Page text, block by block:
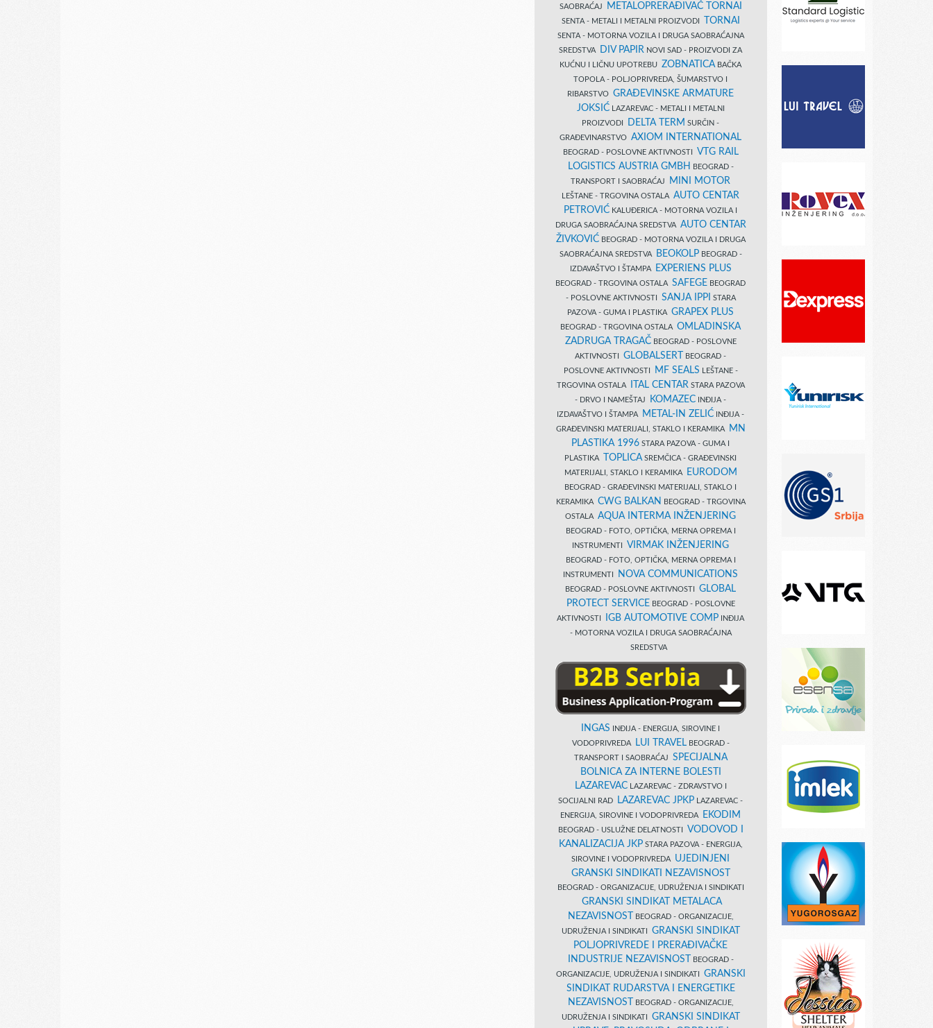
SAOBRAĆAJ
METALOPRERAĐIVAČ TORNAI
SENTA - METALI I METALNI PROIZVODI TORNAI
SENTA - MOTORNA VOZILA I DRUGA SAOBRAĆAJNA
SREDSTVA
DIV PAPIR NOVI SAD - PROIZVODI ZA
KUĆNU I LIČNU UPOTREBU ZOBNATICA BAČKA
TOPOLA - POLJOPRIVREDA, ŠUMARSTVO I
RIBARSTVO GRAĐEVINSKE ARMATURE
JOKSIĆLAZAREVAC - METALI I METALNI
PROIZVODI
DELTA TERM SURČIN -
GRAĐEVINARSTVO AXIOM INTERNATIONAL
BEOGRAD - POSLOVNE AKTIVNOSTI VTG RAIL
LOGISTICS AUSTRIA GMBH
BEOGRAD -
TRANSPORT I SAOBRAĆAJ
MINI MOTOR
LEŠTANE - TRGOVINA OSTALA AUTO CENTAR
PETROVIĆ KALUĐERICA - MOTORNA VOZILA I
DRUGA SAOBRAĆAJNA SREDSTVA AUTO CENTAR
ŽIVKOVIĆBEOGRAD - MOTORNA VOZILA I DRUGA
SAOBRAĆAJNA SREDSTVA
BEOKOLPBEOGRAD -
IZDAVAŠTVO I ŠTAMPA
EXPERIENS PLUS
BEOGRAD - TRGOVINA OSTALA SAFEGE BEOGRAD
- POSLOVNE AKTIVNOSTI SANJA IPPI
STARA
PAZOVA - GUMA I PLASTIKA GRAPEX PLUS
BEOGRAD - TRGOVINA OSTALA OMLADINSKA
ZADRUGA TRAGAČBEOGRAD - POSLOVNE
AKTIVNOSTI GLOBALSERT
BEOGRAD -
POSLOVNE AKTIVNOSTI
MF SEALS LEŠTANE -
TRGOVINA OSTALA
ITAL CENTAR STARA PAZOVA
- DRVO I NAMEŠTAJ
KOMAZEC INĐIJA -
IZDAVAŠTVO I ŠTAMPA
METAL-IN ZELIĆ INĐIJA -
GRAĐEVINSKI MATERIJALI, STAKLO I KERAMIKA
MN
PLASTIKA 1996 STARA PAZOVA - GUMA I
PLASTIKA
TOPLICA SREMČICA - GRAĐEVINSKI
MATERIJALI, STAKLO I KERAMIKA
EURODOM
BEOGRAD - GRAĐEVINSKI MATERIJALI, STAKLO I
KERAMIKA CWG BALKAN
BEOGRAD - TRGOVINA
OSTALA AQUA INTERMA INŽENJERING
BEOGRAD - FOTO, OPTIČKA, MERNA OPREMA I
INSTRUMENTI VIRMAK INŽENJERING
BEOGRAD - FOTO, OPTIČKA, MERNA OPREMA I
INSTRUMENTI
NOVA COMMUNICATIONS
BEOGRAD - POSLOVNE AKTIVNOSTI GLOBAL
PROTECT SERVICE BEOGRAD - POSLOVNE
AKTIVNOSTI
IGB AUTOMOTIVE COMP INĐIJA
- MOTORNA VOZILA I DRUGA SAOBRAĆAJNA
SREDSTVA
INGAS INĐIJA - ENERGIJA, SIROVINE I
VODOPRIVREDA
LUI TRAVELBEOGRAD -
TRANSPORT I SAOBRAĆAJ SPECIJALNA
BOLNICA ZA INTERNE BOLESTI
LAZAREVACLAZAREVAC - ZDRAVSTVO I
SOCIJALNI RAD
LAZAREVAC JPKP LAZAREVAC -
ENERGIJA, SIROVINE I VODOPRIVREDA
EKODIM
BEOGRAD - USLUŽNE DELATNOSTI VODOVOD I
KANALIZACIJA JKPSTARA PAZOVA - ENERGIJA,
SIROVINE I VODOPRIVREDA UJEDINJENI
GRANSKI SINDIKATI NEZAVISNOST
BEOGRAD - ORGANIZACIJE, UDRUŽENJA I SINDIKATI
GRANSKI SINDIKAT METALACA
NEZAVISNOST
BEOGRAD - ORGANIZACIJE,
UDRUŽENJA I SINDIKATI GRANSKI SINDIKAT
POLJOPRIVREDE I PRERAĐIVAČKE
INDUSTRIJE NEZAVISNOST
BEOGRAD -
ORGANIZACIJE, UDRUŽENJA I SINDIKATI GRANSKI
SINDIKAT RUDARSTVA I ENERGETIKE
NEZAVISNOST
BEOGRAD - ORGANIZACIJE,
UDRUŽENJA I SINDIKATI GRANSKI SINDIKAT